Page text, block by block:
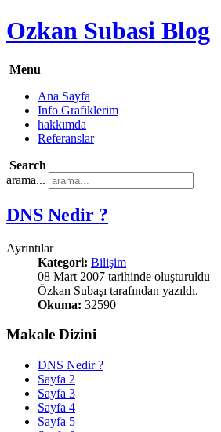
Ozkan Subasi Blog
Menu
Ana Sayfa
Info Grafiklerim
hakkımda
Referanslar
Search
arama...
DNS Nedir ?
Ayrıntılar
Kategori: Bilişim
08 Mart 2007 tarihinde oluşturuldu
Özkan Subaşı tarafından yazıldı.
Okuma: 32590
Makale Dizini
DNS Nedir ?
Sayfa 2
Sayfa 3
Sayfa 4
Sayfa 5